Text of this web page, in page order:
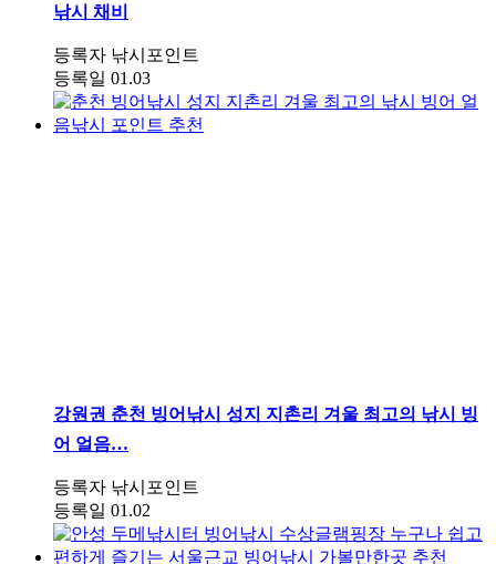
낚시 채비
등록자 낚시포인트
등록일 01.03
강원권 춘천 빙어낚시 성지 지촌리 겨울 최고의 낚시 빙
어 얼음…
등록자 낚시포인트
등록일 01.02